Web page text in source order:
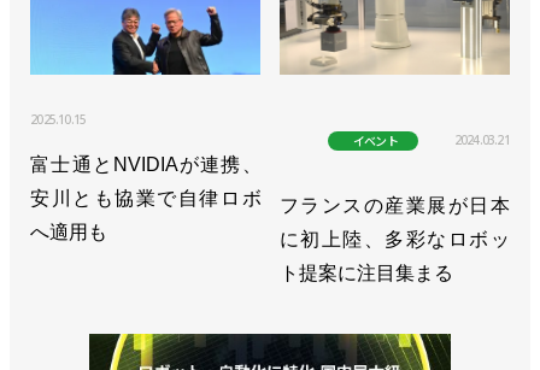
2025.10.15
富士通とNVIDIAが連携、
安川とも協業で自律ロボ
へ適用も
イベント 2024.03.21
フランスの産業展が日本
に初上陸、多彩なロボッ
ト提案に注目集まる